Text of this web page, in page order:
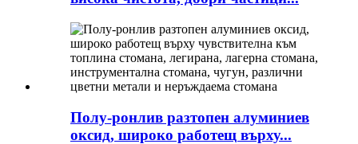
Полу-ронлив разтопен алуминиев
оксид, широко работещ върху...